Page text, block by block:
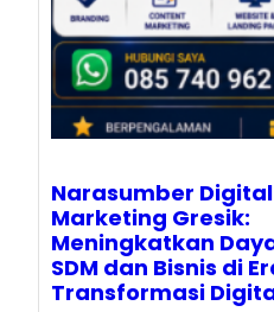
Narasumber Digital
Marketing Gresik:
Meningkatkan
SDM dan Bisnis di
Transformasi